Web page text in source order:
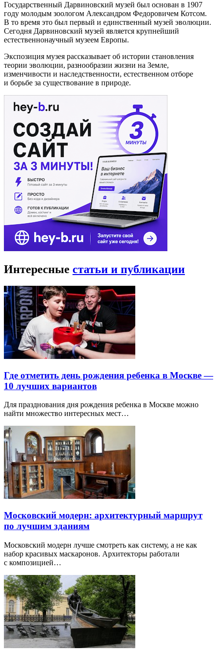
Государственный Дарвиновский музей был основан в 1907
году молодым зоологом Александром Федоровичем Котсом.
В то время это был первый и единственный музей эволюции.
Сегодня Дарвиновский музей является крупнейший
естественнонаучный музеем Европы.
Экспозиция музея рассказывает об истории становления
теории эволюции, разнообразии жизни на Земле,
изменчивости и наследственности, естественном отборе
и борьбе за существование в природе.
Интересные статьи и публикации
Где отметить день рождения ребенка в Москве —
10 лучших вариантов
Для празднования дня рождения ребенка в Москве можно
найти множество интересных мест…
Московский модерн: архитектурный маршрут
по лучшим зданиям
Московский модерн лучше смотреть как систему, а не как
набор красивых маскаронов. Архитекторы работали
с композицией…